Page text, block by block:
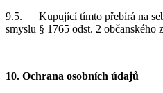
9.5. Kupující tímto přebírá na
smyslu § 1765 odst. 2 občanského
10. Ochrana osobních údajů